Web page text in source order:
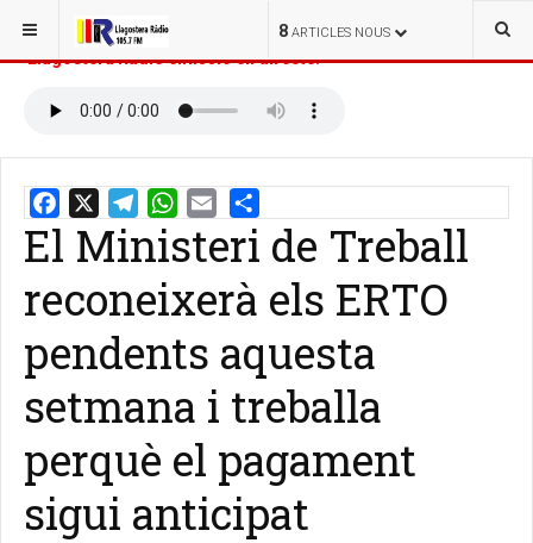
8 ARTICLES NOUS
ESTÀS AQUÍ: INICI
Llagostera Ràdio emissió en directe:
Email Share
El Ministeri de Treball
reconeixerà els ERTO
pendents aquesta
setmana i treballa
perquè el pagament
sigui anticipat